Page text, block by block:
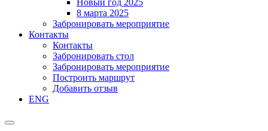
Новый год 2025
8 марта 2025
Забронировать мероприятие
Контакты
Контакты
Забронировать стол
Забронировать мероприятие
Построить маршрут
Добавить отзыв
ENG